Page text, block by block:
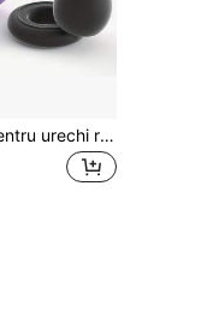
6 bucăți dopuri pentru urechi reutilizabile din silicon, 1 pereche de dopuri cu 2 perechi de vârfuri de schimb, moi și confortabile, potrivite pentru somn, înot, concerte, studiu, culori mixte, design discret, potrivite pentru persoanele cu somn ușor